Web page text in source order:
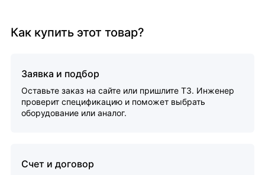
Как купить этот товар?
Заявка и подбор
Оставьте заказ на сайте или пришлите ТЗ. Инженер
проверит спецификацию и поможет выбрать
оборудование или аналог.
Счет и договор